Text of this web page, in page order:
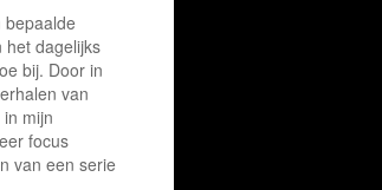
het dagelijks
bij. Door in
van
mijn
focus
van een serie